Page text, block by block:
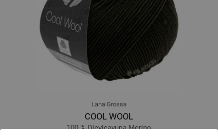
Lana Grossa
COOL WOOL
100 % Djevicavuna Merino